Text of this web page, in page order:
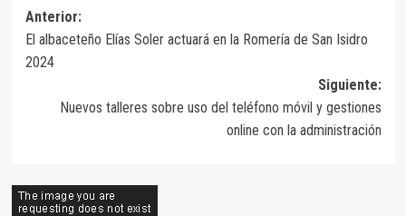
Navegación
de
Anterior:
El albaceteño Elías Soler actuará en la Romería de San Isidro
2024
Siguiente:
Nuevos talleres sobre uso del teléfono móvil y gestiones
online con la administración